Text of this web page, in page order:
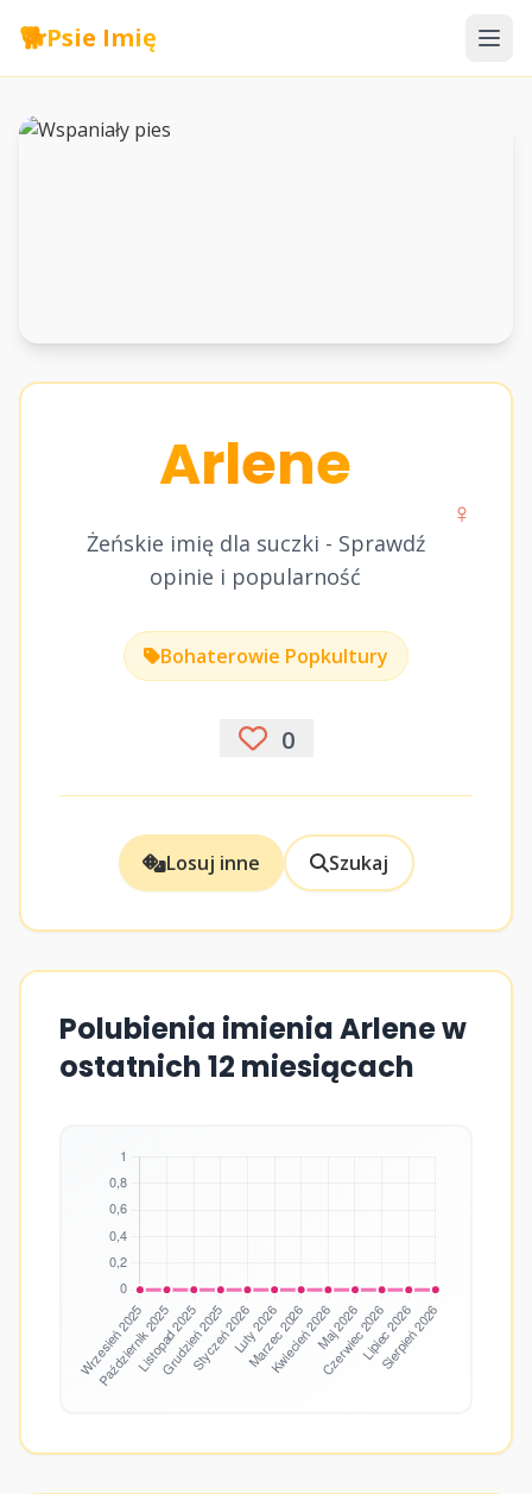
🐕Psie Imię
Arlene
Żeńskie imię dla suczki - Sprawdź
opinie i popularność
♀
Bohaterowie Popkultury
0
Losuj inne Szukaj
Polubienia imienia Arlene w
ostatnich 12 miesiącach